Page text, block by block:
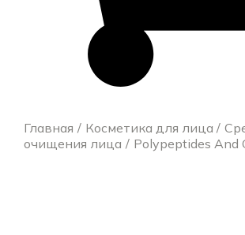
Главная Косметика для лица
очищения лица
Polypeptides And